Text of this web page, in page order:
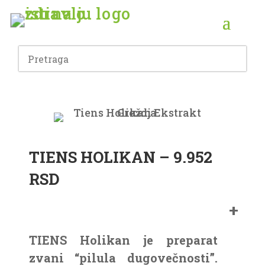
TIENS HOLIKAN – 9.952
RSD
TIENS Holikan je preparat
zvani “pilula dugovečnosti”.